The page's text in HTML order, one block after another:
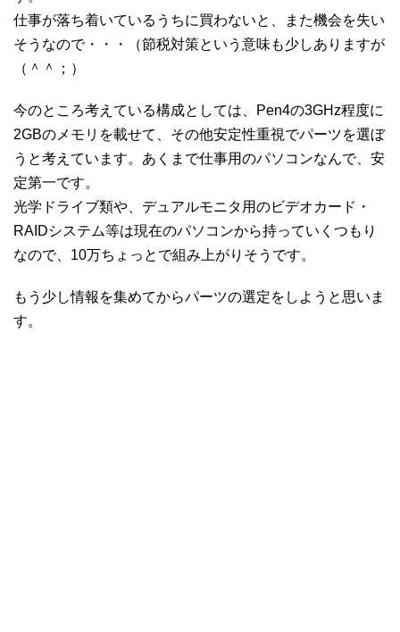
仕事が落ち着いているうちに買わないと、また機会を失い
そうなので・・・（節税対策という意味も少しありますが
（＾＾；）
今のところ考えている構成としては、Pen4の3GHz程度に
2GBのメモリを載せて、その他安定性重視でパーツを選ぼ
うと考えています。あくまで仕事用のパソコンなんで、安
定第一です。
光学ドライブ類や、デュアルモニタ用のビデオカード・
RAIDシステム等は現在のパソコンから持っていくつもり
なので、10万ちょっとで組み上がりそうです。
もう少し情報を集めてからパーツの選定をしようと思いま
す。